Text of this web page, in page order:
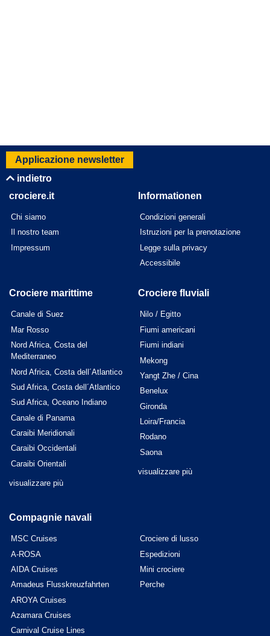
Applicazione newsletter
indietro
crociere.it
Chi siamo
Il nostro team
Impressum
Informationen
Condizioni generali
Istruzioni per la prenotazione
Legge sulla privacy
Accessibile
Crociere marittime
Canale di Suez
Mar Rosso
Nord Africa, Costa del
Mediterraneo
Nord Africa, Costa dell´Atlantico
Sud Africa, Costa dell´Atlantico
Sud Africa, Oceano Indiano
Canale di Panama
Caraibi Meridionali
Caraibi Occidentali
Caraibi Orientali
visualizzare più
Crociere fluviali
Nilo / Egitto
Fiumi americani
Fiumi indiani
Mekong
Yangt Zhe / Cina
Benelux
Gironda
Loira/Francia
Rodano
Saona
visualizzare più
Compagnie navali
MSC Cruises
A-ROSA
AIDA Cruises
Amadeus Flusskreuzfahrten
AROYA Cruises
Azamara Cruises
Carnival Cruise Lines
Crociere di lusso
Espedizioni
Mini crociere
Perche